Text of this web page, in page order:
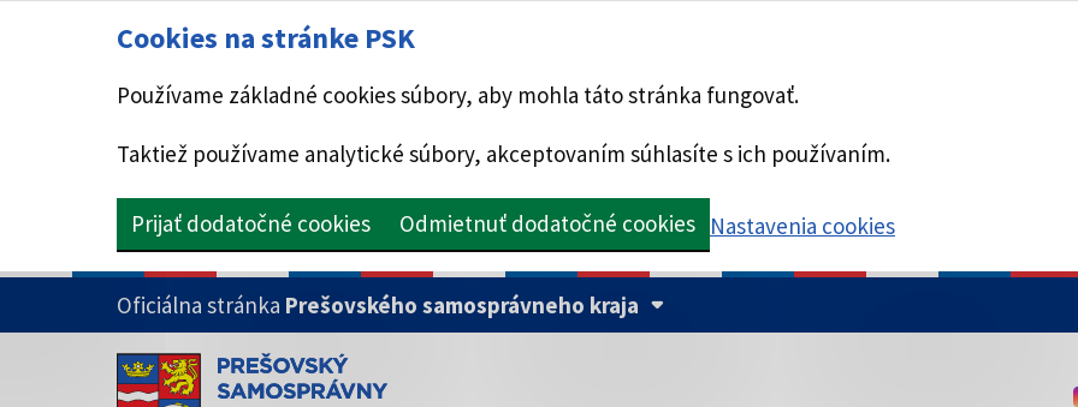
Cookies na stránke PSK
Používame základné cookies súbory, aby mohla táto stránka fungovať.
Taktiež používame analytické súbory, akceptovaním súhlasíte s ich používaním.
Prijať dodatočné cookies Odmietnuť dodatočné cookies Nastavenia cookies
PRESKOČIŤ NA HLAVNÝ OBSAH
Oficiálna stránka Prešovského samosprávneho kraja
Doména psk.sk je oficiálna